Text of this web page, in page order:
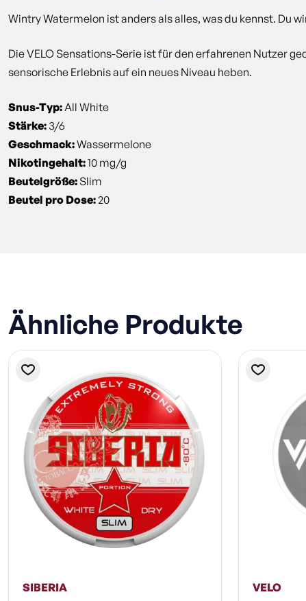
Wintry Watermelon ist anders als alles, was du kennst. Du
Die VELO Sensations-Serie ist für den erfahrenen Nutzer
sensorische Erlebnis auf ein neues Niveau heben.
Snus-Typ: All White
Stärke: 3/6
Geschmack:Wassermelone
Nikotingehalt:10 mg/g
Beutelgröße: Slim
Beutel pro Dose:20
Ähnliche Produkte
SIBERIA VELO